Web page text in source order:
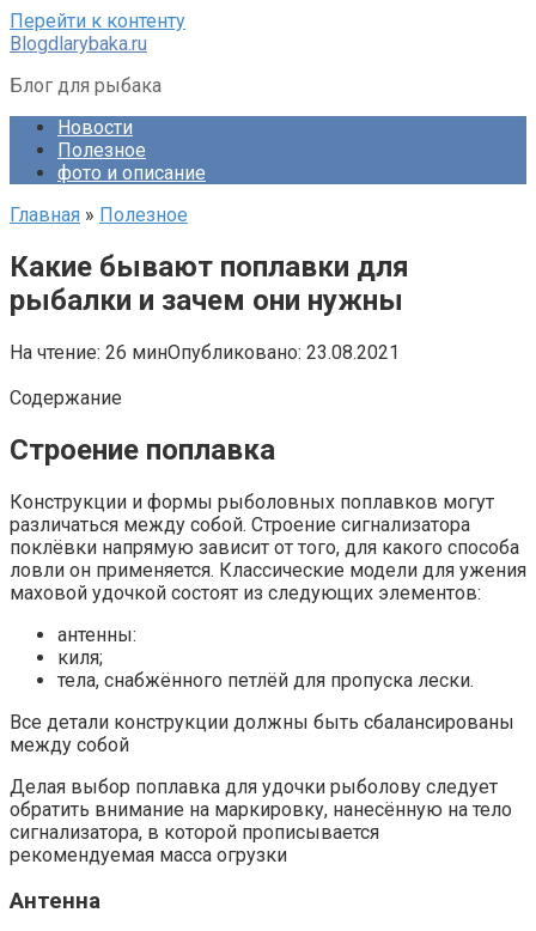
Перейти к контенту
Blogdlarybaka.ru
Блог для рыбака
Новости
Полезное
фото и описание
Главная » Полезное
Какие бывают поплавки для
рыбалки и зачем они нужны
На чтение: 26 минОпубликовано: 23.08.2021
Содержание
Строение поплавка
Конструкции и формы рыболовных поплавков могут
различаться между собой. Строение сигнализатора
поклёвки напрямую зависит от того, для какого способа
ловли он применяется. Классические модели для ужения
маховой удочкой состоят из следующих элементов:
антенны:
киля;
тела, снабжённого петлёй для пропуска лески.
Все детали конструкции должны быть сбалансированы
между собой
Делая выбор поплавка для удочки рыболову следует
обратить внимание на маркировку, нанесённую на тело
сигнализатора, в которой прописывается
рекомендуемая масса огрузки
Антенна